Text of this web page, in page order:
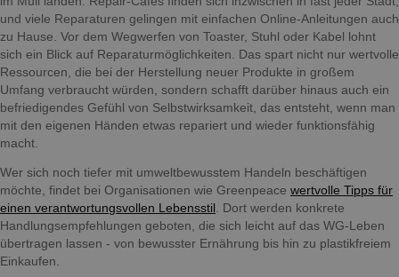
und viele Reparaturen gelingen mit einfachen Online-Anleitungen auch
zu Hause. Vor dem Wegwerfen von Toaster, Stuhl oder Kabel lohnt
sich ein Blick auf Reparaturmöglichkeiten. Das spart nicht nur wertvolle
Ressourcen, die bei der Herstellung neuer Produkte in großem
Umfang verbraucht würden, sondern schafft darüber hinaus auch ein
befriedigendes Gefühl von Selbstwirksamkeit, das entsteht, wenn man
mit den eigenen Händen etwas repariert und wieder funktionsfähig
macht.
Wer sich noch tiefer mit umweltbewusstem Handeln beschäftigen
möchte, findet bei Organisationen wie Greenpeace wertvolle Tipps für
einen verantwortungsvollen Lebensstil . Dort werden konkrete
Handlungsempfehlungen geboten, die sich leicht auf das WG-Leben
übertragen lassen - von bewusster Ernährung bis hin zu plastikfreiem
Einkaufen.